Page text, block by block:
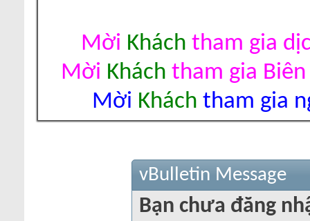
Mời Khách tham gia
Mời Khách tham gia
Mời Khách tham gia
vBulletin Message
Bạn chưa đăng